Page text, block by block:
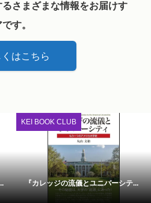
さまざまな情報をお届けす
す。
はこちら
KEI BOOK CLUB
『カレッジの流儀とユニバーシテ...